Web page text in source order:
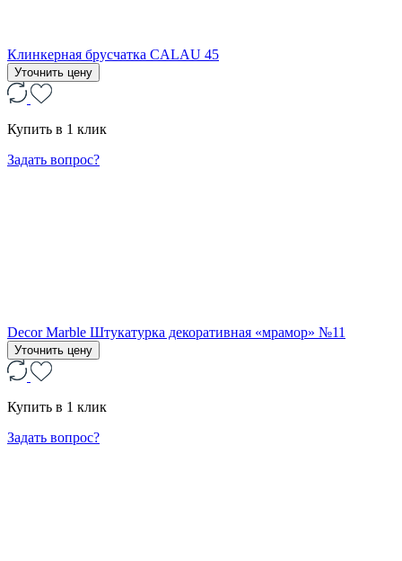
Клинкерная брусчатка CALAU 45
Уточнить цену
Купить в 1 клик
Задать вопрос?
Decor Marble Штукатурка декоративная «мрамор» №11
Уточнить цену
Купить в 1 клик
Задать вопрос?